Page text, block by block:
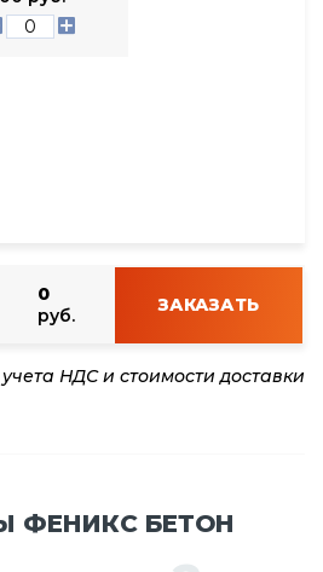
0
руб.
ЗАКАЗАТЬ
НДС и стоимости доставки
ФЕНИКС БЕТОН